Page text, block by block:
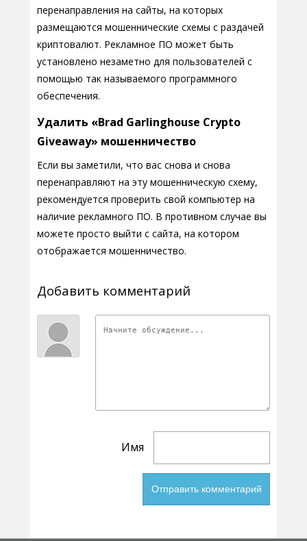
перенаправления на сайты, на которых
размещаются мошеннические схемы с раздачей
криптовалют. Рекламное ПО может быть
установлено незаметно для пользователей с
помощью так называемого программного
обеспечения.
Удалить «Brad Garlinghouse Crypto
Giveaway» мошенничество
Если вы заметили, что вас снова и снова
перенаправляют на эту мошенническую схему,
рекомендуется проверить свой компьютер на
наличие рекламного ПО. В противном случае вы
можете просто выйти с сайта, на котором
отображается мошенничество.
Добавить комментарий
Имя